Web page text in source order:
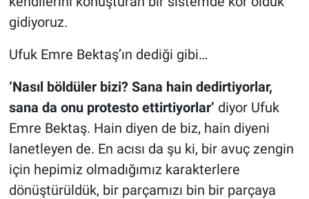
gidiyoruz.
Ufuk Emre Bektaş’ın dediği gibi…
‘Nasıl böldüler bizi? Sana hain dedirtiyorlar,
sana da onu protesto ettirtiyorlar’ diyor Ufuk
Emre Bektaş. Hain diyen de biz, hain diyeni
lanetleyen de. En acısı da şu ki, bir avuç zengin
için hepimiz olmadığımız karakterlere
dönüştürüldük, bir parçamızı bin bir parçaya